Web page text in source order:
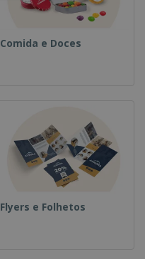
Comida e Doces
Flyers e Folhetos